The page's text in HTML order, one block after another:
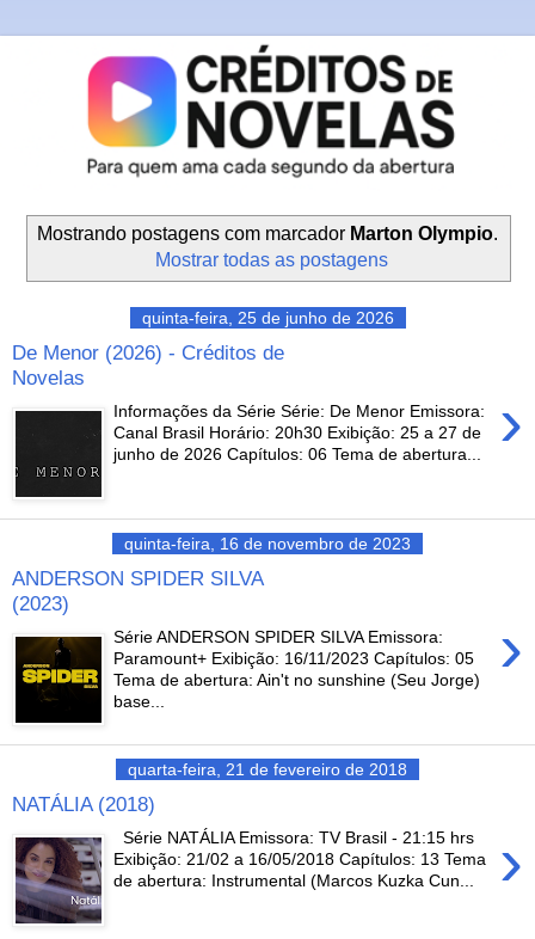
Mostrando postagens com marcador Marton Olympio.
Mostrar todas as postagens
quinta-feira, 25 de junho de 2026
De Menor (2026) - Créditos de
Novelas
›
Informações da Série Série: De Menor Emissora:
Canal Brasil Horário: 20h30 Exibição: 25 a 27 de
junho de 2026 Capítulos: 06 Tema de abertura...
quinta-feira, 16 de novembro de 2023
ANDERSON SPIDER SILVA
(2023)
›
Série ANDERSON SPIDER SILVA Emissora:
Paramount+ Exibição: 16/11/2023 Capítulos: 05
Tema de abertura: Ain't no sunshine (Seu Jorge)
base...
quarta-feira, 21 de fevereiro de 2018
NATÁLIA (2018)
›
Série NATÁLIA Emissora: TV Brasil - 21:15 hrs
Exibição: 21/02 a 16/05/2018 Capítulos: 13 Tema
de abertura: Instrumental (Marcos Kuzka Cun...